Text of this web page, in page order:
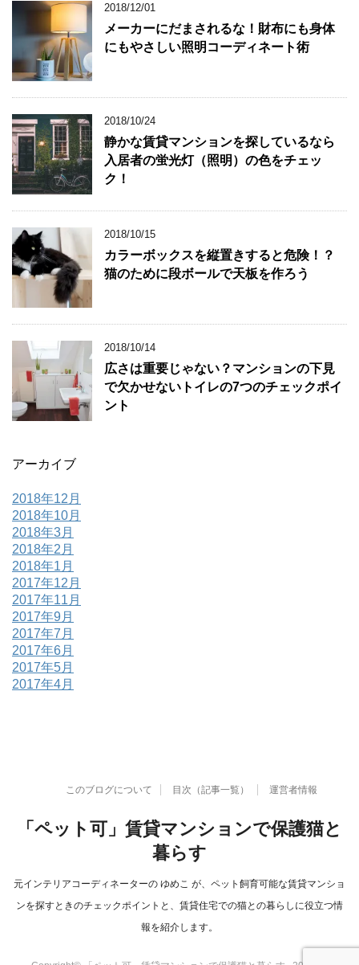
2018/12/01
メーカーにだまされるな！財布にも身体
にもやさしい照明コーディネート術
2018/10/24
静かな賃貸マンションを探しているなら
入居者の蛍光灯（照明）の色をチェッ
ク！
2018/10/15
カラーボックスを縦置きすると危険！？
猫のために段ボールで天板を作ろう
2018/10/14
広さは重要じゃない？マンションの下見
で欠かせないトイレの7つのチェックポイ
ント
アーカイブ
2018年12月
2018年10月
2018年3月
2018年2月
2018年1月
2017年12月
2017年11月
2017年9月
2017年7月
2017年6月
2017年5月
2017年4月
このブログについて 目次（記事一覧） 運営者情報
「ペット可」賃貸マンションで保護猫と
暮らす
元インテリアコーディネーターの ゆめこ が、ペット飼育可能な賃貸マンショ
ンを探すときのチェックポイントと、賃貸住宅での猫との暮らしに役立つ情
報を紹介します。